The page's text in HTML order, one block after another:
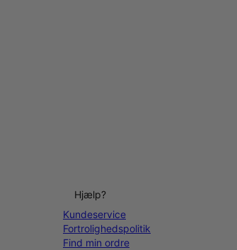
Hjælp?
Kundeservice
Fortrolighedspolitik
Find min ordre